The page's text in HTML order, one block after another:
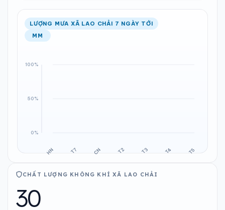
LƯỢNG MƯA XÃ LAO CHẢI 7 NGÀY TỚI
MM
CHẤT LƯỢNG KHÔNG KHÍ XÃ LAO CHẢI
30